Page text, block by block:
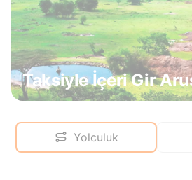
Taksiyle İçeri Gir
Yolculuk